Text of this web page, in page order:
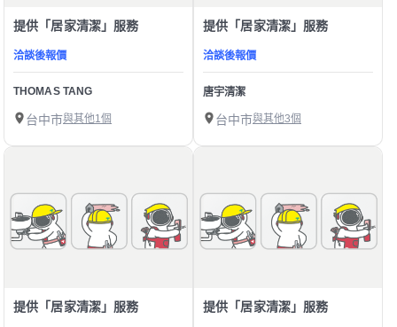
提供「居家清潔」服務
洽談後報價
THOMAS TANG
台中市與其他1個
提供「居家清潔」服務
洽談後報價
唐宇清潔
台中市與其他3個
提供「居家清潔」服務 提供「居家清潔」服務